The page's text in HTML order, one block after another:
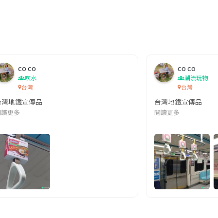
本改編自同名網絡漫畫,故事主軸圍繞女主角柳寶娜 —— 表面上是一
co co
吹水
台灣
地鐵宣傳品
更多
co co
潮流玩物
台灣
台灣地鐵宣傳品
閱讀更多